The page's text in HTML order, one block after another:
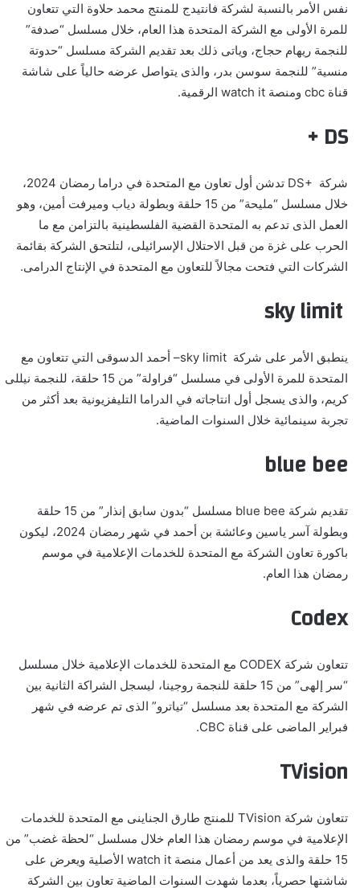
نفس الأمر بالنسبة لشركة فانتيدج للمنتج محمد حلاوة التي تتعاون
للمرة الأولى مع الشركة المتحدة هذا العام، خلال مسلسل “صدفة”
للنجمة ريهام حجاج، وياتى ذلك بعد تقديم الشركة مسلسل “حدوتة
منسية” للنجمة سوسن بدر، والذى يتواصل عرضه حالياً على شاشة
قناة cbc ومنصة watch it الرقمية.
DS +
شركة DS+
تدشن أول تعاون مع المتحدة في دراما رمضان 2024،
خلال مسلسل “مليحة” من 15 حلقة وبطولة دياب وميرفت أمين، وهو
العمل الذى تدعم به المتحدة القضية الفلسطينية بالتزامن مع ما
الحرب على غزة من قبل الاحتلال الإسرائيلى، لتلتحق الشركة بقائمة
الشركات التي فتحت مجالاً للتعاون مع المتحدة في الإنتاج الدرامى.
sky limit
ينطبق الأمر على شركة sky limit– أحمد الدسوقى التي تتعاون مع
المتحدة للمرة الأولى في مسلسل “فراولة” من 15 حلقة، للنجمة نيللى
كريم، والذى يسجل أول انتاجاته في الدراما التليفزيونية بعد أكثر من
تجربة سينمائية خلال السنوات الماضية.
blue bee
تقديم شركة blue bee
مسلسل “بدون سابق إنذار” من 15 حلقة
وبطولة آسر ياسين وعائشة بن أحمد في شهر رمضان 2024، ليكون
باكورة تعاون الشركة مع المتحدة للخدمات الإعلامية في موسم
رمضان هذا العام.
Codex
تتعاون شركة CODEX مع المتحدة للخدمات الإعلامية خلال مسلسل
“سر إلهى” من 15 حلقة للنجمة روجينا، ليسجل الشراكة الثانية بين
الشركة مع المتحدة بعد مسلسل “تياترو” الذى تم عرضه في شهر
فبراير الماضى على قناة CBC
.
TVision
تتعاون شركة TVision للمنتج طارق الجناينى مع المتحدة للخدمات
الإعلامية في موسم رمضان هذا العام خلال مسلسل “لحظة غضب” من
15 حلقة والذى يعد من أعمال منصة
watch it الأصلية ويعرض على
شاشتها حصرياً، بعدما شهدت السنوات الماضية تعاون بين الشركة